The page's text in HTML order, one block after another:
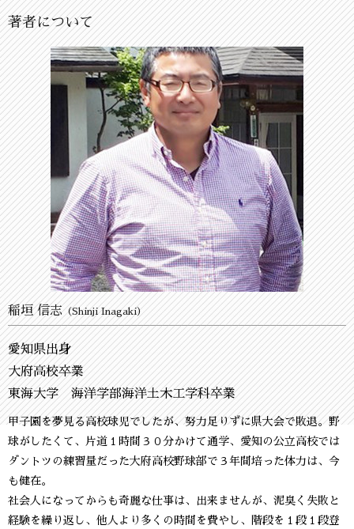
著者について
稲垣 信志（Shinji Inagaki）
愛知県出身
大府高校卒業
東海大学 海洋学部海洋土木工学科卒業
甲子園を夢見る高校球児でしたが、努力足りずに県大会で敗退。野
球がしたくて、片道１時間３０分かけて通学、愛知の公立高校では
ダントツの練習量だった大府高校野球部で３年間培った体力は、今
も健在。
社会人になってからも奇麗な仕事は、出来ませんが、泥臭く失敗と
経験を繰り返し、他人より多くの時間を費やし、階段を１段１段登